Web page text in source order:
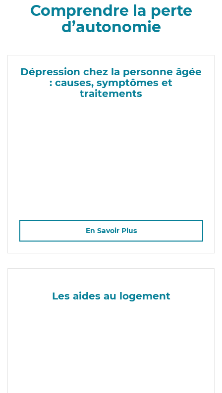
Comprendre la perte
d’autonomie
Dépression chez la personne âgée
: causes, symptômes et
traitements
En Savoir Plus
Les aides au logement